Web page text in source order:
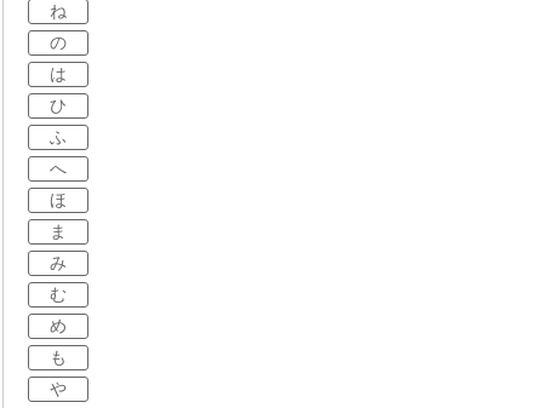
ね
の
は
ひ
ふ
へ
ほ
ま
み
む
め
も
や